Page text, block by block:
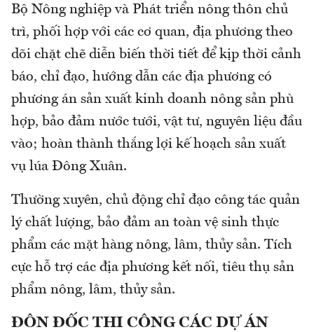
Bộ Nông nghiệp và Phát triển nông thôn chủ
trì, phối hợp với các cơ quan, địa phương theo
dõi chặt chẽ diễn biến thời tiết để kịp thời cảnh
báo, chỉ đạo, hướng dẫn các địa phương có
phương án sản xuất kinh doanh nông sản phù
hợp, bảo đảm nước tưới, vật tư, nguyên liệu đầu
vào; hoàn thành thắng lợi kế hoạch sản xuất
vụ lúa Đông Xuân.
Thường xuyên, chủ động chỉ đạo công tác quản
lý chất lượng, bảo đảm an toàn vệ sinh thực
phẩm các mặt hàng nông, lâm, thủy sản. Tích
cực hỗ trợ các địa phương kết nối, tiêu thụ sản
phẩm nông, lâm, thủy sản.
ĐÔN ĐỐC THI CÔNG CÁC DỰ ÁN